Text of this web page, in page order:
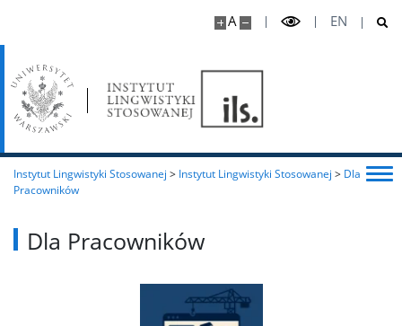
A EN
Dla Studentów
Ważne linki i dokumenty
Samorząd
Koła naukowe
Instytut Lingwistyki Stosowanej > Instytut Lingwistyki Stosowanej > Dla
Pracowników
Dla Pracowników